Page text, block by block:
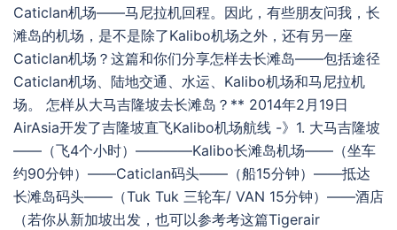
Caticlan机场——马尼拉机回程。因此，有些朋友问我，长
滩岛的机场，是不是除了Kalibo机场之外，还有另一座
Caticlan机场？这篇和你们分享怎样去长滩岛——包括途径
Caticlan机场、陆地交通、水运、Kalibo机场和马尼拉机
场。 怎样从大马吉隆坡去长滩岛？** 2014年2月19日
AirAsia开发了吉隆坡直飞Kalibo机场航线 -》1. 大马吉隆坡
——（飞4个小时）————Kalibo长滩岛机场——（坐车
约90分钟）——Caticlan码头——（船15分钟）——抵达
长滩岛码头——（Tuk Tuk 三轮车/ VAN 15分钟）——酒店
（若你从新加坡出发，也可以参考考这篇Tigerair